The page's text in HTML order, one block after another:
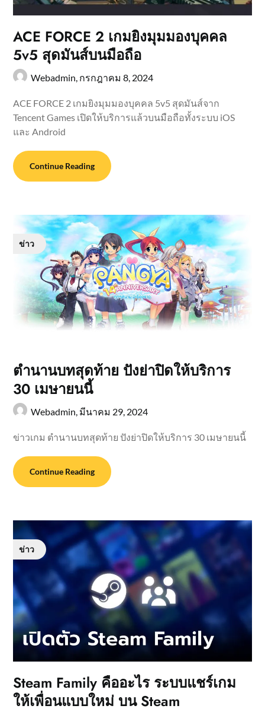
ACE FORCE 2 เกมยิงมุมมองบุคคล
5v5 สุดมันส์บนมือถือ
Webadmin, กรกฎาคม 8, 2024
ACE FORCE 2 เกมยิงมุมมองบุคคล 5v5 สุดมันส์จาก
Tencent Games เปิดให้บริการแล้วบนมือถือทั้งระบบ iOS
และ Android
Continue Reading
ข่าว
ตำนานบทสุดท้าย ปังย่าปิดให้บริการ
30 เมษายนนี้
Webadmin, มีนาคม 29, 2024
ข่าวเกม ตำนานบทสุดท้าย ปังย่าปิดให้บริการ 30 เมษายนนี้
Continue Reading
ข่าว
Steam Family คืออะไร ระบบแชร์เกม
ให้เพื่อนแบบใหม่ บน Steam